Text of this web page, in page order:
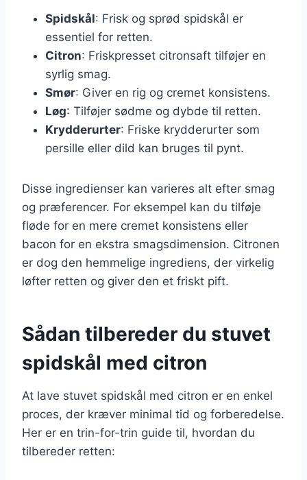
Spidskål: Frisk og sprød spidskål er
essentiel for retten.
Citron: Friskpresset citronsaft tilføjer en
syrlig smag.
Smør: Giver en rig og cremet konsistens.
Løg: Tilføjer sødme og dybde til retten.
Krydderurter: Friske krydderurter som
persille eller dild kan bruges til pynt.
Disse ingredienser kan varieres alt efter smag
og præferencer. For eksempel kan du tilføje
fløde for en mere cremet konsistens eller
bacon for en ekstra smagsdimension. Citronen
er dog den hemmelige ingrediens, der virkelig
løfter retten og giver den et friskt pift.
Sådan tilbereder du stuvet
spidskål med citron
At lave stuvet spidskål med citron er en enkel
proces, der kræver minimal tid og forberedelse.
Her er en trin-for-trin guide til, hvordan du
tilbereder retten: